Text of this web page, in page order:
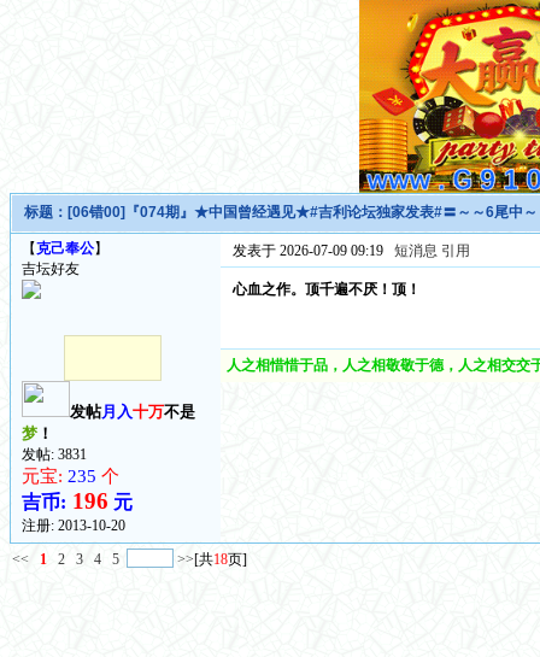
标题： [06错00]『074期』★中国曾经遇见★#吉利论坛独家发表#〓～～6尾中
【克己奉公】
吉坛好友
发帖月入十万不是
梦！
发帖: 3831
元宝: 235 个
吉币: 196 元
注册: 2013-10-20
发表于 2026-07-09 09:19 短消息 引用
心血之作。顶千遍不厌！顶！
人之相惜惜于品，人之相敬敬于德，人之相交
<< 1 2 3 4 5 >>[共18页]